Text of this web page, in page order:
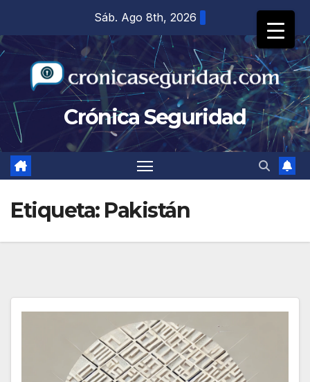
contenido
Sáb. Ago 8th, 2026
Crónica Seguridad
Etiqueta: Pakistán